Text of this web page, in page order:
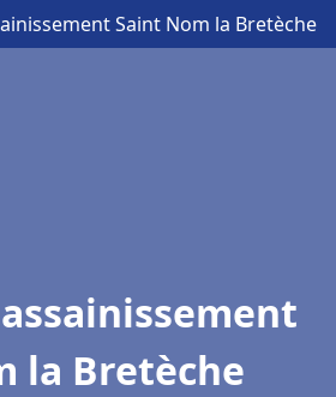
Saint Nom la Bretèche
la Bretèche